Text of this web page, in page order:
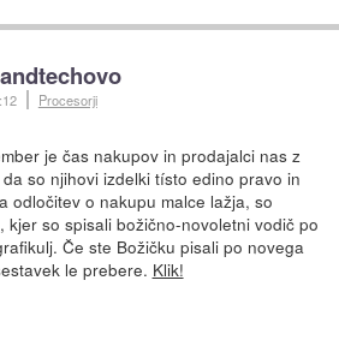
Procesorji
je čas nakupov in prodajalci nas z
so njihovi izdelki tísto edino pravo in
odločitev o nakupu malce lažja, so
, kjer so spisali božično-novoletni vodič po
Če ste Božičku pisali po novega
le prebere. Klik!